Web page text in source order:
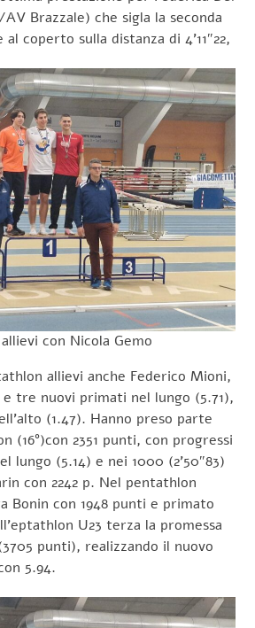
Brazzale) che sigla la seconda
coperto sulla distanza di 4’11″22,
con Nicola Gemo
allievi anche Federico Mioni,
e tre nuovi primati nel lungo (5.71),
(1.47). Hanno preso parte
(16°)con 2351 punti, con progressi
lungo (5.14) e nei 1000 (2’50″83)
con 2242 p. Nel pentathlon
Bonin con 1948 punti e primato
U23 terza la promessa
punti), realizzando il nuovo
5.94.